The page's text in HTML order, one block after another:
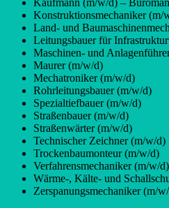
Kaufmann (m/w/d) –
Konstruktionsmechaniker (m/
Land- und
Leitungsbauer für
Maschinen- und
Maurer (m/w/d)
Mechatroniker (m/w/d)
Rohrleitungsbauer (m/w/d)
Spezialtiefbauer (m/w/d)
Straßenbauer (m/w/d)
Straßenwärter (m/w/d)
Technischer Zeichner (m/w/d)
Trockenbaumonteur (m/w/d)
Verfahrensmechaniker (m/w/
Wärme-, Kälte- und
Zerspanungsmechaniker (m/